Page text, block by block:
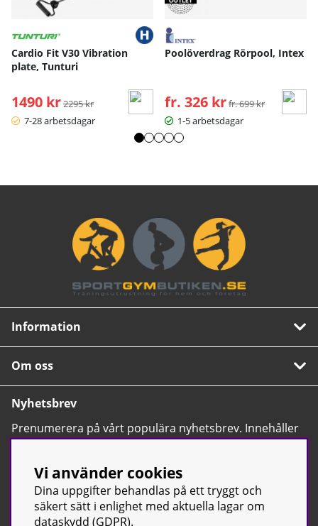
Cardio Fit V30 Vibration
plate, Tunturi
1490 kr Ordinarie pris:
2295 kr
7-28 arbetsdagar
Poolöverdrag Rörpool, Intex
fr. 326 kr Ordinarie pris:
fr. 699 kr
1-5 arbetsdagar
Information
Om oss
Nyhetsbrev
Prenumerera på vårt populära nyhetsbrev. Innehåller
tips, nyheter och våra allra bästa erbjudanden.
Vi använder cookies
Dina uppgifter behandlas på ett tryggt och
säkert sätt i enlighet med aktuella lagar om
dataskydd (GDPR).